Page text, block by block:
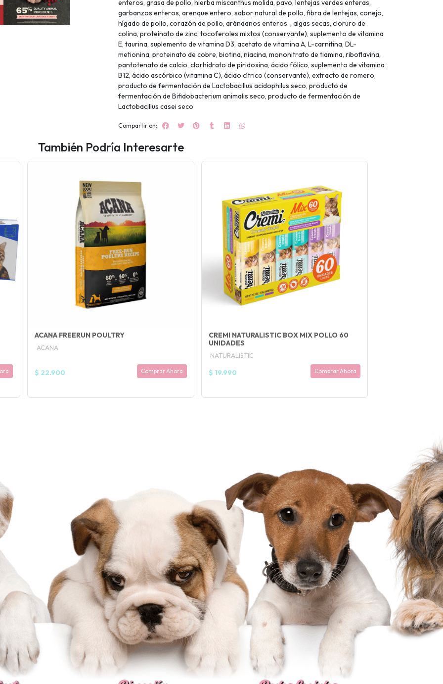
enteros, grasa de pollo, hierba miscanthus molida, pavo, lentejas verdes enteras,
garbanzos enteros, arenque entero, sabor natural de pollo, fibra de lentejas, conejo,
hígado de pollo, corazón de pollo, arándanos enteros. , algas secas, cloruro de
colina, proteinato de zinc, tocoferoles mixtos (conservante), suplemento de vitamina
E, taurina, suplemento de vitamina D3, acetato de vitamina A, L-carnitina, DL-
metionina, proteinato de cobre, biotina, niacina, mononitrato de tiamina, riboflavina,
pantotenato de calcio, clorhidrato de piridoxina, ácido fólico, suplemento de vitamina
B12, ácido ascórbico (vitamina C), ácido cítrico (conservante), extracto de romero,
producto de fermentación de Lactobacillus acidophilus seco, producto de
fermentación de Bifidobacterium animalis seco, producto de fermentación de
Lactobacillus casei seco
Compartir en:
También Podría Interesarte
ACANA FREERUN POULTRY
ACANA
$ 22.900 Comprar Ahora
CREMI NATURALISTIC BOX MIX POLLO 60
UNIDADES
NATURALISTIC
$ 19.990 Comprar Ahora